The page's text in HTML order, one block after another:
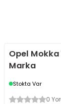
Opel Mokka
Marka
Stokta Var
0